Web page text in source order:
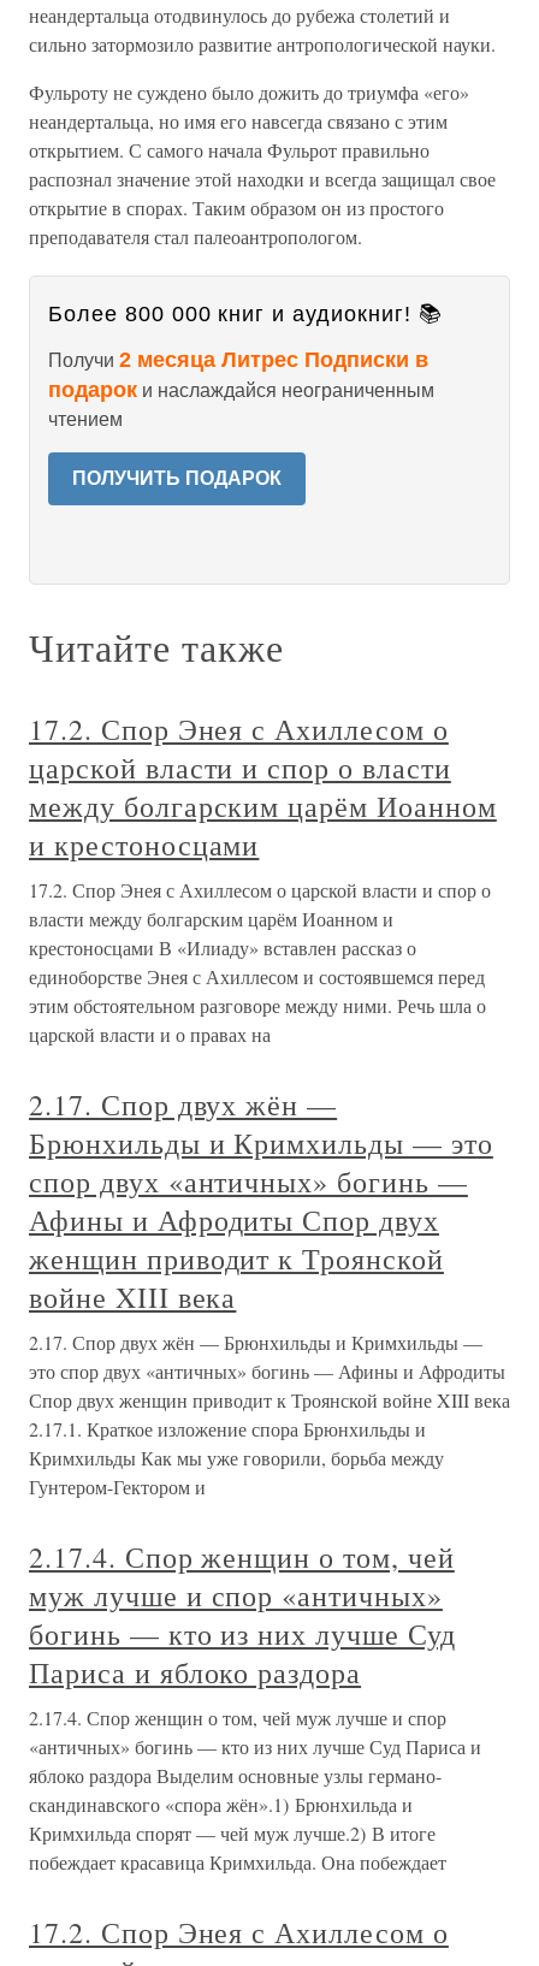
неандертальца отодвинулось до рубежа столетий и
сильно затормозило развитие антропологической науки.
Фульроту не суждено было дожить до триумфа «его»
неандертальца, но имя его навсегда связано с этим
открытием. С самого начала Фульрот правильно
распознал значение этой находки и всегда защищал свое
открытие в спорах. Таким образом он из простого
преподавателя стал палеоантропологом.
Более 800 000 книг и аудиокниг! 📚
Получи 2 месяца Литрес Подписки в
подарок и наслаждайся неограниченным
чтением
ПОЛУЧИТЬ ПОДАРОК
Читайте также
17.2. Спор Энея с Ахиллесом о
царской власти и спор о власти
между болгарским царём Иоанном
и крестоносцами
17.2. Спор Энея с Ахиллесом о царской власти и спор о
власти между болгарским царём Иоанном и
крестоносцами В «Илиаду» вставлен рассказ о
единоборстве Энея с Ахиллесом и состоявшемся перед
этим обстоятельном разговоре между ними. Речь шла о
царской власти и о правах на
2.17. Спор двух жён —
Брюнхильды и Кримхильды — это
спор двух «античных» богинь —
Афины и Афродиты Спор двух
женщин приводит к Троянской
войне XIII века
2.17. Спор двух жён — Брюнхильды и Кримхильды —
это спор двух «античных» богинь — Афины и Афродиты
Спор двух женщин приводит к Троянской войне XIII века
2.17.1. Краткое изложение спора Брюнхильды и
Кримхильды Как мы уже говорили, борьба между
Гунтером-Гектором и
2.17.4. Спор женщин о том, чей
муж лучше и спор «античных»
богинь — кто из них лучше Суд
Париса и яблоко раздора
2.17.4. Спор женщин о том, чей муж лучше и спор
«античных» богинь — кто из них лучше Суд Париса и
яблоко раздора Выделим основные узлы германо-
скандинавского «спора жён».1) Брюнхильда и
Кримхильда спорят — чей муж лучше.2) В итоге
побеждает красавица Кримхильда. Она побеждает
17.2. Спор Энея с Ахиллесом о